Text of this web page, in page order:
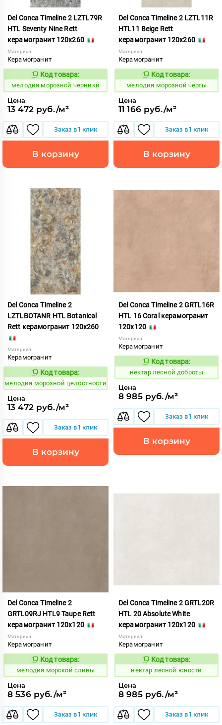
Del Conca Timeline 2 LZTL79R
HTL Seventy Nine Rett
керамогранит 120x260
Материал:
Керамогранит
960619
Код товара:
мелодия морозной черники
Цена
13 472 руб./м²
Заказ в 1 клик
В корзину
Del Conca Timeline 2 LZTL11R
HTL11 Beige Rett
керамогранит 120x260
Материал:
Керамогранит
960620
Код товара:
мелодия морозной черты
Цена
11 166 руб./м²
Заказ в 1 клик
В корзину
Del Conca Timeline 2
LZTLBOTANR HTL Botanical
Rett керамогранит 120x260
Материал:
Керамогранит
960618
Код товара:
мелодия морозной целостности
Цена
13 472 руб./м²
Заказ в 1 клик
В корзину
Del Conca Timeline 2 GRTL16R
HTL 16 Coral керамогранит
120x120
Материал:
Керамогранит
1130872
Код товара:
нектар лесной доброты
Цена
8 985 руб./м²
Заказ в 1 клик
В корзину
Del Conca Timeline 2
GRTL09RJ HTL9 Taupe Rett
керамогранит 120x120
Материал:
Керамогранит
960636
Код товара:
мелодия морской сливы
Цена
8 536 руб./м²
Заказ в 1 клик
Del Conca Timeline 2 GRTL20R
HTL 20 Absolute White
керамогранит 120x120
Материал:
Керамогранит
1130873
Код товара:
нектар лесной юности
Цена
8 985 руб./м²
Заказ в 1 клик